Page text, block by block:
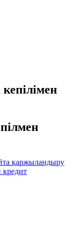
қаржыландыру
кредит